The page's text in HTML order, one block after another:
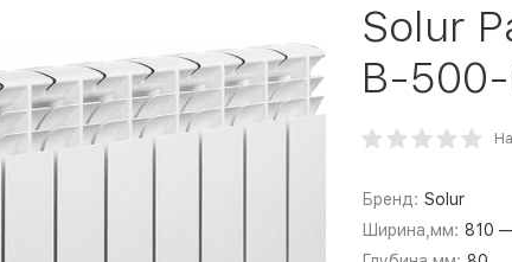
Solur
В-500-
Бренд: Solur
Ширина,мм: 810